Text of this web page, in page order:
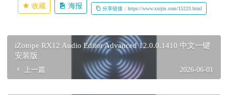
收藏 海报 分享链接：https://www.xxrjm.com/15223.html
iZotope RX12 Audio Editor Advanced 12.0.0.1410 中文一键
安装版
上一篇 2026-06-01